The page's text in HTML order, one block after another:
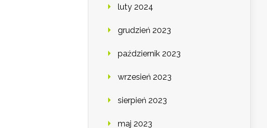
luty 2024
grudzień 2023
październik 2023
wrzesień 2023
sierpień 2023
maj 2023